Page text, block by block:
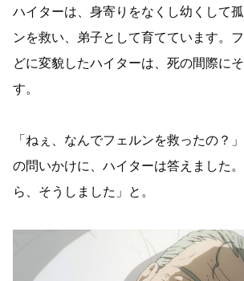
ハイターは、身寄りをなくし幼くして
ンを救い、弟子として育てています。
どに変貌したハイターは、死の間際に
す。
「ねぇ、なんでフェルンを救ったの？
の問いかけに、ハイターは答えました
ら、そうしました」と。